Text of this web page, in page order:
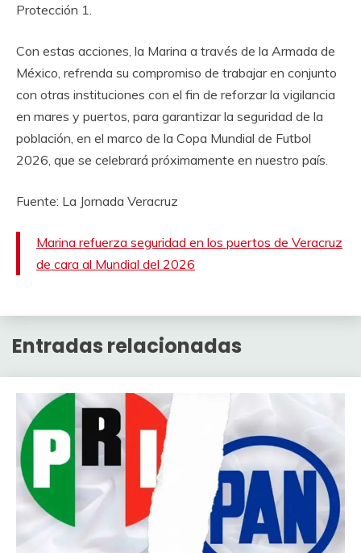
Protección 1.
Con estas acciones, la Marina a través de la Armada de
México, refrenda su compromiso de trabajar en conjunto
con otras instituciones con el fin de reforzar la vigilancia
en mares y puertos, para garantizar la seguridad de la
población, en el marco de la Copa Mundial de Futbol
2026, que se celebrará próximamente en nuestro país.
Fuente: La Jornada Veracruz
Marina refuerza seguridad en los puertos de Veracruz
de cara al Mundial del 2026
Entradas relacionadas